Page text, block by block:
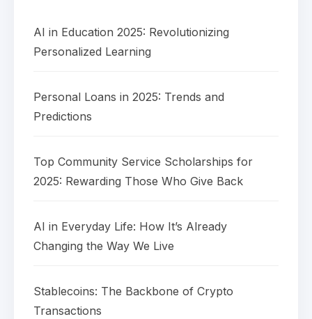
AI in Education 2025: Revolutionizing
Personalized Learning
Personal Loans in 2025: Trends and
Predictions
Top Community Service Scholarships for
2025: Rewarding Those Who Give Back
AI in Everyday Life: How It’s Already
Changing the Way We Live
Stablecoins: The Backbone of Crypto
Transactions